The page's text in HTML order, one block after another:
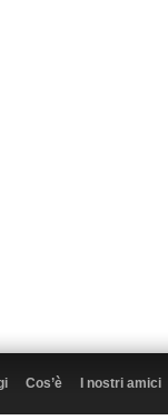
Cos’è I nostri amici